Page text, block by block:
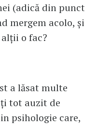
(adică din punct
mergem acolo, și
o fac?
a lăsat multe
tot auzit de
psihologie care,